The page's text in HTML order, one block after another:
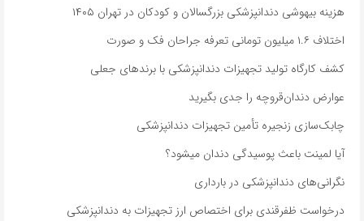
هزینه بیهوشی دندانپزشکی بزرگسالان و کودکان در تهران ۱۴۰۵
اختلاف ۱.۶ میلیون تومانی تعرفه جراحان فک و صورت
کشف کارگاه تولید تجهیزات دندانپزشکی با برندهای جعلی
عوارض دندان‌قروچه را جدی بگیرید
چابک‌سازی زنجیره تأمین تجهیزات دندانپزشکی
آیا لمینت باعث پوسیدگی دندان میشود؟
نگرانی‌های دندانپزشکی در بارداری
درخواست ظفرقندی برای اختصاص ارز تجهیزات به دندانپزشکی